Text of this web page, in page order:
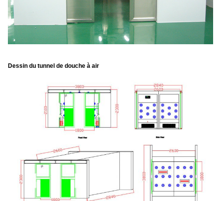
Dessin du tunnel de douche à air